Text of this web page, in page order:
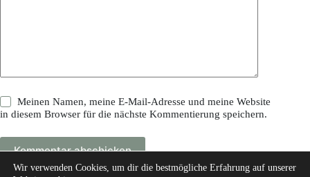
Meinen Namen, meine E-Mail-Adresse und meine Website
in diesem Browser für die nächste Kommentierung speichern.
Kommentar abschicken
Wir verwenden Cookies, um dir die bestmögliche Erfahrung auf unserer